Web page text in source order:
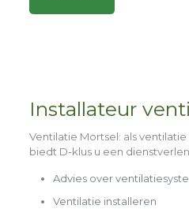
Installateur
Ventilatie Mortsel: als
biedt D-klus u een
Advies over
Ventilatie installeren